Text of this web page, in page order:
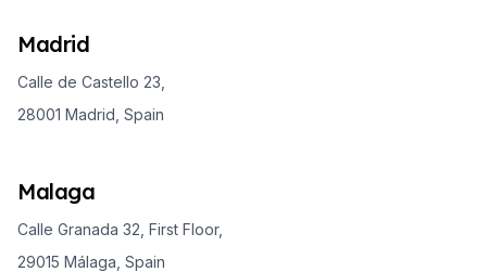
Madrid
Calle de Castello 23,
28001 Madrid, Spain
Malaga
Calle Granada 32, First Floor,
29015 Málaga, Spain